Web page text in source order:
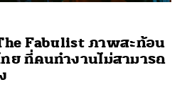
Fabulist ภาพสะท้อน
ย ที่คนทำงานไม่สามารถ